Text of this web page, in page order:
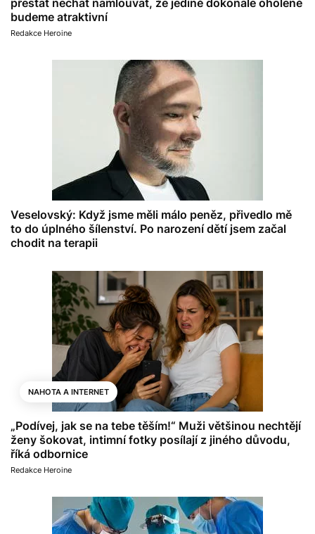
přestat nechat namlouvat, že jedině dokonale oholené
budeme atraktivní
Redakce Heroine
Veselovský: Když jsme měli málo peněz, přivedlo mě
to do úplného šílenství. Po narození dětí jsem začal
chodit na terapii
NAHOTA A INTERNET
„Podívej, jak se na tebe těším!“ Muži většinou nechtějí
ženy šokovat, intimní fotky posílají z jiného důvodu,
říká odbornice
Redakce Heroine